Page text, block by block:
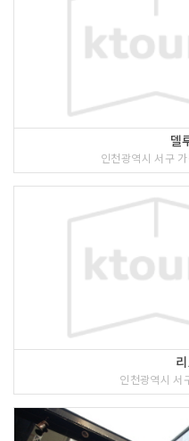
델
인천광역시 서구
인천광역시 서